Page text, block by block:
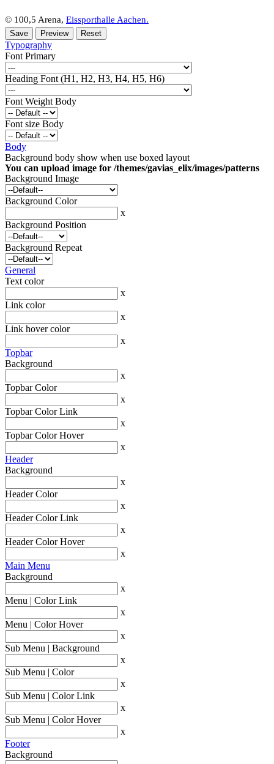
© 100,5 Arena, Eissporthalle Aachen.
Typography
Font Primary
Heading Font (H1, H2, H3, H4, H5, H6)
Font Weight Body
Font size Body
Body
Background body show when use boxed layout
You can upload image for /themes/gavias_elix/images/patterns
Background Image
Background Color
x
Background Position
Background Repeat
General
Text color
x
Link color
x
Link hover color
x
Topbar
Background
x
Topbar Color
x
Topbar Color Link
x
Topbar Color Hover
x
Header
Background
x
Header Color
x
Header Color Link
x
Header Color Hover
x
Main Menu
Background
x
Menu | Color Link
x
Menu | Color Hover
x
Sub Menu | Background
x
Sub Menu | Color
x
Sub Menu | Color Link
x
Sub Menu | Color Hover
x
Footer
Background